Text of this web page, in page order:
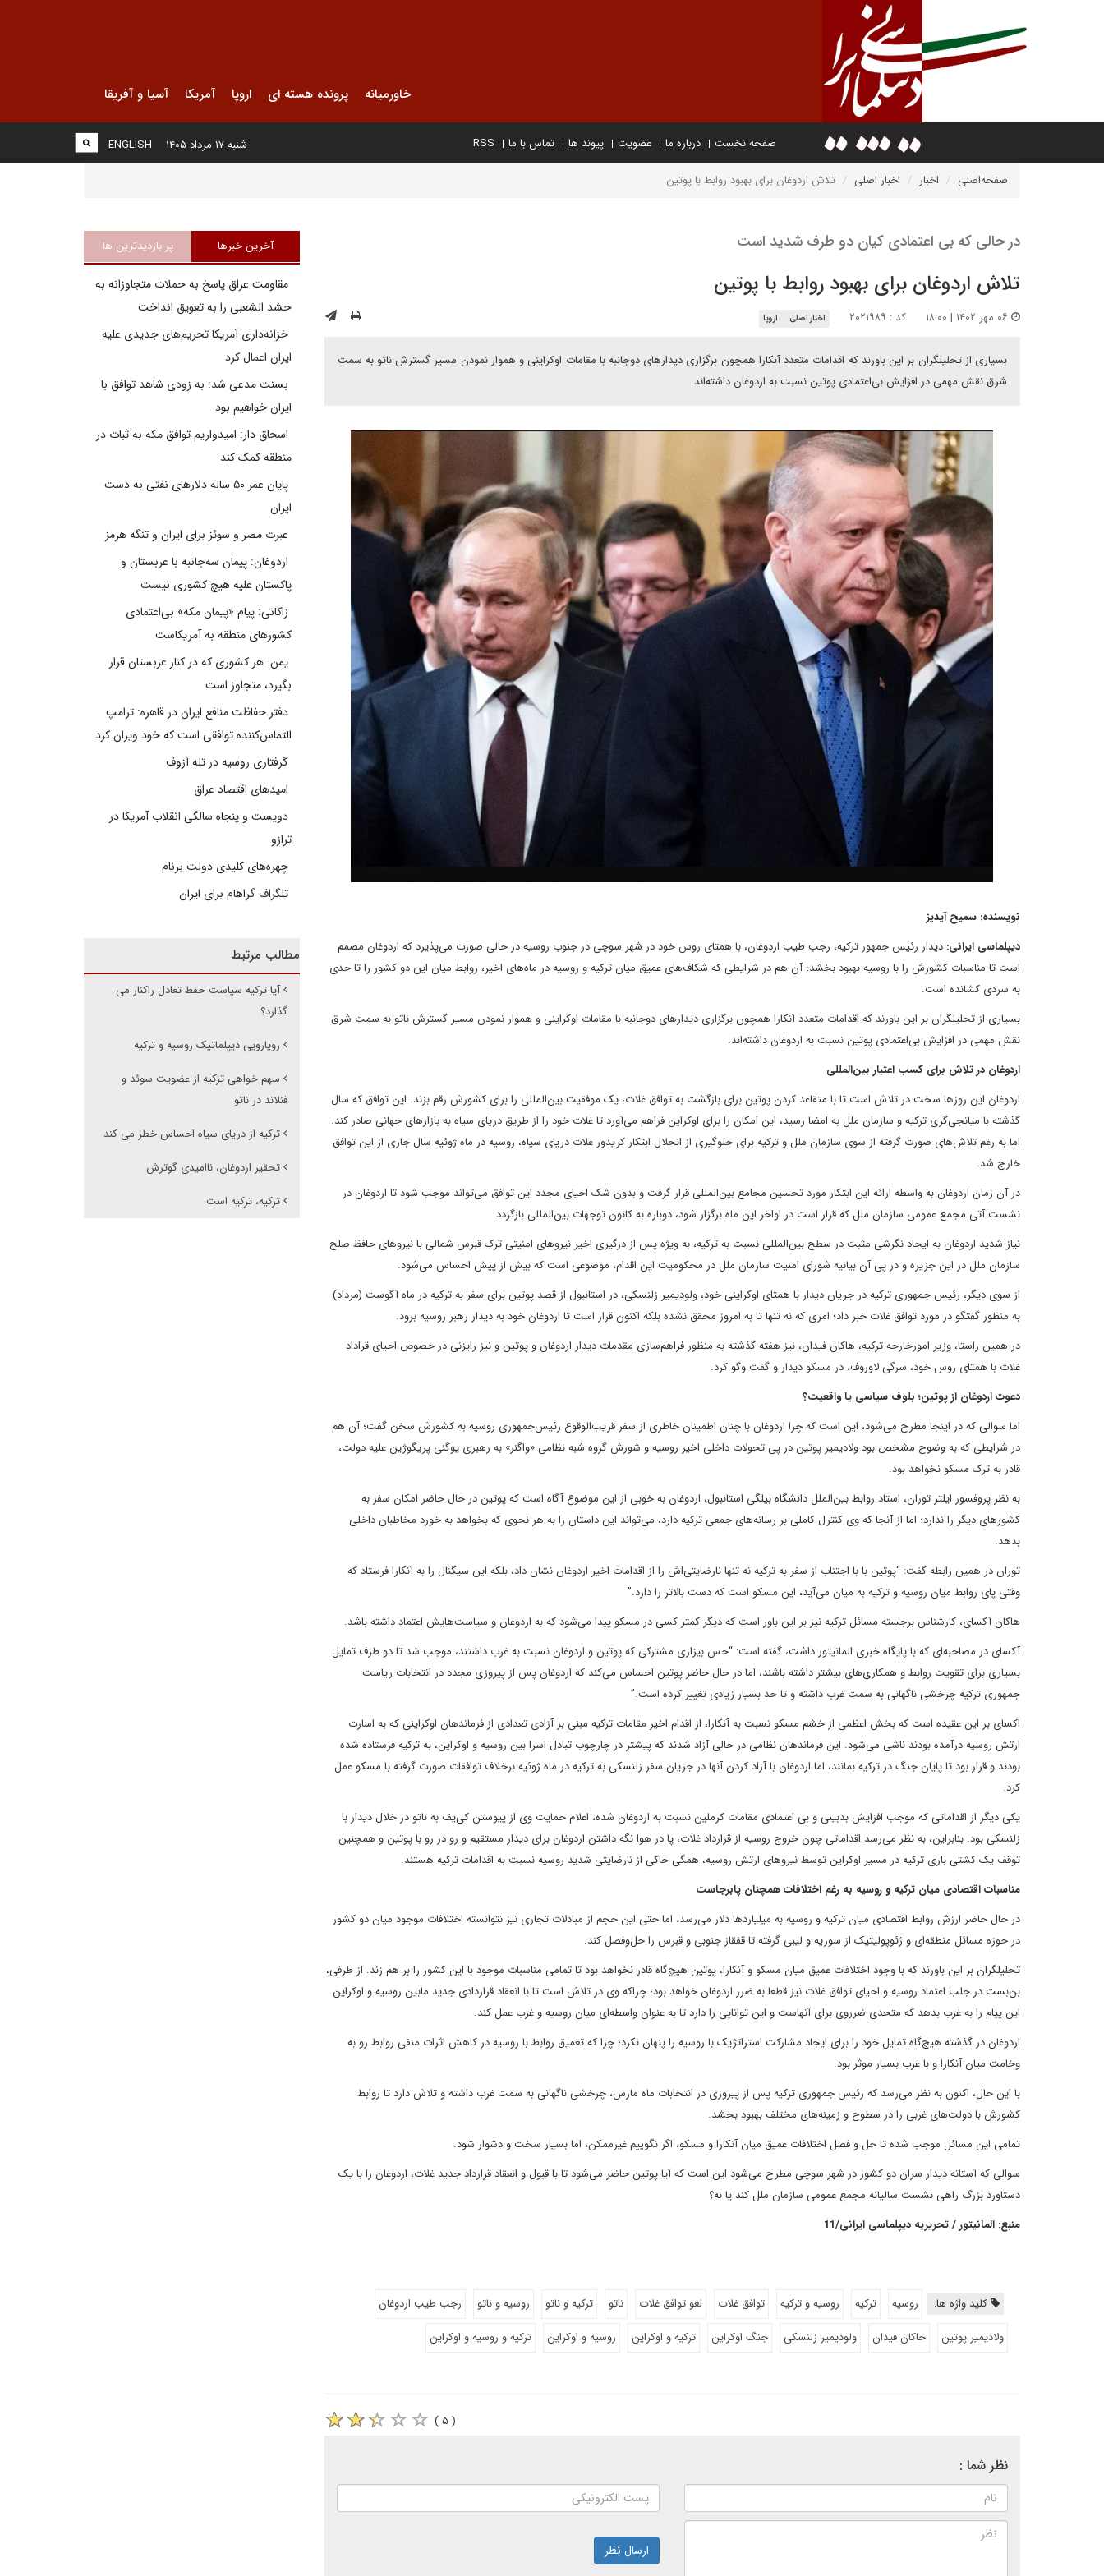
خاورمیانه پرونده هسته ای اروپا آمریکا آسیا و آفریقا
صفحه نخست درباره ما عضویت پیوند ها تماس با ما RSS
ENGLISH شنبه ۱۷ مرداد ۱۴۰۵
صفحه‌اصلی اخبار اخبار اصلی تلاش اردوغان برای بهبود روابط با پوتین
در حالی که بی اعتمادی کیان دو طرف شدید است
تلاش اردوغان برای بهبود روابط با پوتین
کد : ۲۰۲۱۹۸۹ اخبار اصلی اروپا
بسیاری از تحلیلگران بر این باورند که اقدامات متعدد آنکارا همچون برگزاری دیدارهای دوجانبه با مقامات اوکراینی و هموار نمودن مسیر گسترش ناتو به سمت
شرق نقش مهمی در افزایش بی‌اعتمادی پوتین نسبت به اردوغان داشته‌اند.
نویسنده: سمیح آیدیز
دیپلماسی ایرانی: دیدار رئیس جمهور ترکیه، رجب طیب اردوغان، با همتای روس خود در شهر سوچی در جنوب روسیه در حالی صورت می‌پذیرد که اردوغان مصمم
است تا مناسبات کشورش را با روسیه بهبود بخشد؛ آن هم در شرایطی که شکاف‌های عمیق میان ترکیه و روسیه در ماه‌های اخیر، روابط میان این دو کشور را تا حدی
به سردی کشانده است.
بسیاری از تحلیلگران بر این باورند که اقدامات متعدد آنکارا همچون برگزاری دیدارهای دوجانبه با مقامات اوکراینی و هموار نمودن مسیر گسترش ناتو به سمت شرق
نقش مهمی در افزایش بی‌اعتمادی پوتین نسبت به اردوغان داشته‌اند.
اردوغان در تلاش برای کسب اعتبار بین‌المللی
اردوغان این روزها سخت در تلاش است تا با متقاعد کردن پوتین برای بازگشت به توافق غلات، یک موفقیت بین‌المللی را برای کشورش رقم بزند. این توافق که سال
گذشته با میانجی‌گری ترکیه و سازمان ملل به امضا رسید، این امکان را برای اوکراین فراهم می‌آورد تا غلات خود را از طریق دریای سیاه به بازارهای جهانی صادر کند.
اما به رغم تلاش‌های صورت گرفته از سوی سازمان ملل و ترکیه برای جلوگیری از انحلال ابتکار کریدور غلات دریای سیاه، روسیه در ماه ژوئیه سال جاری از این توافق
خارج شد.
در آن زمان اردوغان به واسطه ارائه این ابتکار مورد تحسین مجامع بین‌المللی قرار گرفت و بدون شک احیای مجدد این توافق می‌تواند موجب شود تا اردوغان در
نشست آتی مجمع عمومی سازمان ملل که قرار است در اواخر این ماه برگزار شود، دوباره به کانون توجهات بین‌المللی بازگردد.
نیاز شدید اردوغان به ایجاد نگرشی مثبت در سطح بین‌المللی نسبت به ترکیه، به ویژه پس از درگیری اخیر نیروهای امنیتی ترک قبرس شمالی با نیروهای حافظ صلح
سازمان ملل در این جزیره و در پی آن بیانیه شورای امنیت سازمان ملل در محکومیت این اقدام، موضوعی است که بیش از پیش احساس می‌شود.
از سوی دیگر، رئیس جمهوری ترکیه در جریان دیدار با همتای اوکراینی خود، ولودیمیر زلنسکی، در استانبول از قصد پوتین برای سفر به ترکیه در ماه آگوست (مرداد)
به منظور گفتگو در مورد توافق غلات خبر داد؛ امری که نه تنها تا به امروز محقق نشده بلکه اکنون قرار است تا اردوغان خود به دیدار رهبر روسیه برود.
در همین راستا، وزیر امورخارجه ترکیه، هاکان فیدان، نیز هفته گذشته به منظور فراهم‌سازی مقدمات دیدار اردوغان و پوتین و نیز رایزنی در خصوص احیای قراداد
غلات با همتای روس خود، سرگی لاوروف، در مسکو دیدار و گفت وگو کرد.
دعوت اردوغان از پوتین؛ بلوف سیاسی یا واقعیت؟
اما سوالی که در اینجا مطرح می‌شود، این است که چرا اردوغان با چنان اطمینان ‌خاطری از سفر قریب‌الوقوع رئیس‌جمهوری روسیه به کشورش سخن گفت؛ آن هم
در شرایطی که به وضوح مشخص بود ولادیمیر پوتین در پی تحولات داخلی اخیر روسیه و شورش گروه شبه نظامی «واگنر» به رهبری یوگنی پریگوژین علیه دولت،
قادر به ترک مسکو نخواهد بود.
به نظر پروفسور ایلتر توران، استاد روابط بین‌الملل دانشگاه بیلگی استانبول، اردوغان به خوبی از این موضوع آگاه است که پوتین در حال حاضر امکان سفر به
کشورهای دیگر را ندارد؛ اما از آنجا که وی کنترل کاملی بر رسانه‌های جمعی ترکیه دارد، می‌تواند این داستان را به هر نحوی که بخواهد به خورد مخاطبان داخلی
بدهد.
توران در همین رابطه گفت: “پوتین با با اجتناب از سفر به ترکیه نه تنها نارضایتی‌اش را از اقدامات اخیر اردوغان نشان داد، بلکه این سیگنال را به آنکارا فرستاد که
وقتی پای روابط میان روسیه و ترکیه به میان می‌آید، این مسکو است که دست بالاتر را دارد.”
هاکان آکسای، کارشناس برجسته مسائل ترکیه نیز بر این باور است که دیگر کمتر کسی در مسکو پیدا می‌شود که به اردوغان و سیاست‌هایش اعتماد داشته باشد.
آکسای در مصاحبه‌ای که با پایگاه خبری المانیتور داشت، گفته است: “حس بیزاری مشترکی که پوتین و اردوغان نسبت به غرب داشتند، موجب شد تا دو طرف تمایل
بسیاری برای تقویت روابط و همکاری‌های بیشتر داشته باشند، اما در حال حاضر پوتین احساس می‌کند که اردوغان پس از پیروزی مجدد در انتخابات ریاست
جمهوری ترکیه چرخشی ناگهانی به سمت غرب داشته و تا حد بسیار زیادی تغییر کرده است.”
اکسای بر این عقیده است که بخش اعظمی از خشم مسکو نسبت به آنکارا، از اقدام اخیر مقامات ترکیه مبنی بر آزادی تعدادی از فرماندهان اوکراینی که به اسارت
ارتش روسیه درآمده بودند ناشی می‌شود. این فرماندهان نظامی در حالی آزاد شدند که پیشتر در چارچوب تبادل اسرا بین روسیه و اوکراین، به ترکیه فرستاده شده
بودند و قرار بود تا پایان جنگ در ترکیه بمانند، اما اردوغان با آزاد کردن آنها در جریان سفر زلنسکی به ترکیه در ماه ژوئیه برخلاف توافقات صورت گرفته با مسکو عمل
کرد.
یکی دیگر از اقداماتی که موجب افزایش بدبینی و بی اعتمادی مقامات کرملین نسبت به اردوغان شده، اعلام حمایت وی از پیوستن کی‌یف به ناتو در خلال دیدار با
زلنسکی بود. بنابراین، به نظر می‌رسد اقداماتی چون خروج روسیه از قرارداد غلات، پا در هوا نگه داشتن اردوغان برای دیدار مستقیم و رو در رو با پوتین و همچنین
توقف یک کشتی باری ترکیه در مسیر اوکراین توسط نیروهای ارتش روسیه، همگی حاکی از نارضایتی شدید روسیه نسبت به اقدامات ترکیه هستند.
مناسبات اقتصادی میان ترکیه و روسیه به رغم اختلافات همچنان پابرجاست
در حال حاضر ارزش روابط اقتصادی میان ترکیه و روسیه به میلیاردها دلار می‌رسد، اما حتی این حجم از مبادلات تجاری نیز نتوانسته اختلافات موجود میان دو کشور
در حوزه مسائل منطقه‌ای و ژئوپولیتیک از سوریه و لیبی گرفته تا قفقاز جنوبی و قبرس را حل‌و‌فصل کند.
تحلیلگران بر این باورند که با وجود اختلافات عمیق میان مسکو و آنکارا، پوتین هیچ‌گاه قادر نخواهد بود تا تمامی مناسبات موجود با این کشور را بر هم زند. از طرفی،
بن‌بست در جلب اعتماد روسیه و احیای توافق غلات نیز قطعا به ضرر اردوغان خواهد بود؛ چراکه وی در تلاش است تا با انعقاد قراردادی جدید مابین روسیه و اوکراین
این پیام را به غرب بدهد که متحدی ضرروی برای آنهاست و این توانایی را دارد تا به عنوان واسطه‌ای میان روسیه و غرب عمل کند.
اردوغان در گذشته هیچ‌گاه تمایل خود را برای ایجاد مشارکت استراتژیک با روسیه را پنهان نکرد؛ چرا که تعمیق روابط با روسیه در کاهش اثرات منفی روابط رو به
وخامت میان آنکارا و با غرب بسیار موثر بود.
با این حال، اکنون به نظر می‌رسد که رئیس جمهوری ترکیه پس از پیروزی در انتخابات ماه مارس، چرخشی ناگهانی به سمت غرب داشته و تلاش دارد تا روابط
کشورش با دولت‌های غربی را در سطوح و زمینه‌های مختلف بهبود بخشد.
تمامی این مسائل موجب شده تا حل و فصل اختلافات عمیق میان آنکارا و مسکو، اگر نگوییم غیرممکن، اما بسیار سخت و دشوار شود.
سوالی که آستانه دیدار سران دو کشور در شهر سوچی مطرح می‌شود این است که آیا پوتین حاضر می‌شود تا با قبول و انعقاد قرارداد جدید غلات، اردوغان را با یک
دستاورد بزرگ راهی نشست سالیانه مجمع عمومی سازمان ملل کند یا نه؟
منبع: المانیتور / تحریریه دیپلماسی ایرانی/11
کلید واژه ها: روسیه ترکیه روسیه و ترکیه توافق غلات لغو توافق غلات ناتو ترکیه و ناتو روسیه و ناتو
رجب طیب اردوغان
ولادیمیر پوتین
حاکان فیدان ولودیمیر زلنسکی جنگ اوکراین ترکیه و اوکراین روسیه و اوکراین ترکیه و روسیه و اوکراین
( ۵ )
نظر شما :
ارسال نظر
آخرین خبرها پر بازدیدترین ها
مقاومت عراق پاسخ به حملات متجاوزانه به
حشد الشعبی را به تعویق انداخت
خزانه‌داری آمریکا تحریم‌های جدیدی علیه
ایران اعمال کرد
بسنت مدعی شد: به زودی شاهد توافق با
ایران خواهیم بود
اسحاق دار: امیدواریم توافق مکه به ثبات در
منطقه کمک کند
پایان عمر ۵۰ ساله دلارهای نفتی به دست
ایران
عبرت مصر و سوئز برای ایران و تنگه هرمز
اردوغان: پیمان سه‌جانبه با عربستان و
پاکستان علیه هیچ کشوری نیست
زاکانی: پیام «پیمان مکه» بی‌اعتمادی
کشورهای منطقه به آمریکاست
یمن: هر کشوری که در کنار عربستان قرار
بگیرد، متجاوز است
دفتر حفاظت منافع ایران در قاهره: ترامپ
التماس‌کننده توافقی است که خود ویران کرد
گرفتاری روسیه در تله آزوف
امیدهای اقتصاد عراق
دویست و پنجاه سالگی انقلاب آمریکا در
ترازو
چهره‌های کلیدی دولت برنام
تلگراف گراهام برای ایران
مطالب مرتبط
آیا ترکیه سیاست حفظ تعادل راکنار می
گذارد؟
رویارویی دیپلماتیک روسیه و ترکیه
سهم خواهی ترکیه از عضویت سوئد و
فنلاند در ناتو
ترکیه از دریای سیاه احساس خطر می کند
تحقیر اردوغان، ناامیدی گوترش
ترکیه، ترکیه است